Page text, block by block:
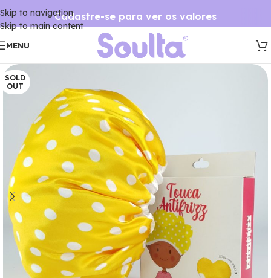
Skip to navigation
Skip to main content
Cadastre-se para ver os valores
MENU
SOLD
OUT